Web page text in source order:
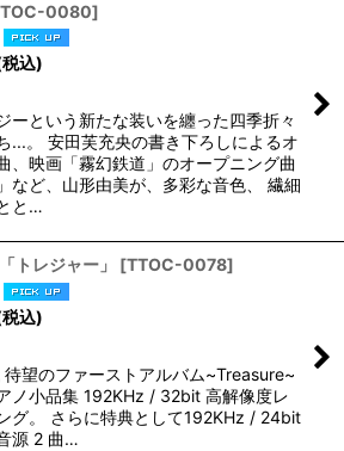
0080]
込)
ーという新たな装いを纏った四季折々
...。 安田芙充央の書き下ろしによるオ
、映画「霧幻鉄道」のオープニング曲
など、山形由美が、多彩な音色、 繊細
と…
トレジャー」 [TTOC-0078]
込)
待望のファーストアルバム~Treasure~
ノ小品集 192KHz / 32bit 高解像度レ
グ。 さらに特典として192KHz / 24bit
源 2 曲…